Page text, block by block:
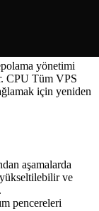
yönetimi
CPU Tüm VPS
için yeniden
aşamalarda
yükseltilebilir ve
pencereleri